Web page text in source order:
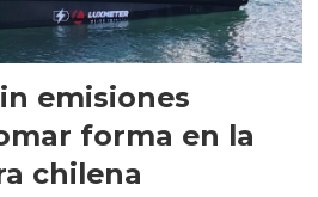
emisiones
forma en la
chilena